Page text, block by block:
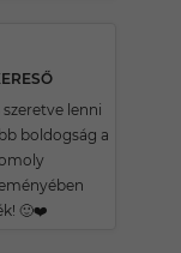
szeretve lenni
boldogság a
🙂❤️